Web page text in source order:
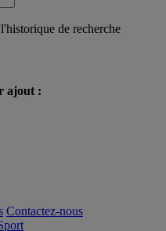
de recherche
ajout :
Contactez-nous